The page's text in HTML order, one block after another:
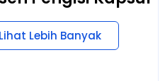
Lihat Lebih Banyak